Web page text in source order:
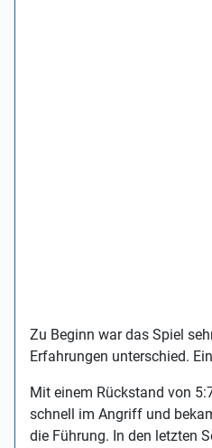
Zu Beginn war das Spiel
Erfahrungen unterschied.
Mit einem Rückstand von
schnell im Angriff und
die Führung. In den letzten